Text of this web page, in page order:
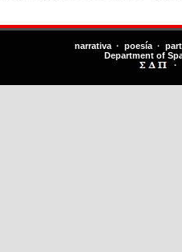
narrativa · poesía ·
Department of
·